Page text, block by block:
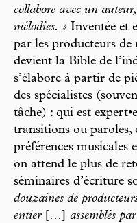
collabore avec un
mélodies. » Inventée et
par les producteurs de
devient la Bible de
s’élabore à partir de
des spécialistes
tâche) : qui est
transitions ou paroles,
préférences musicales
on attend le plus de
séminaires d’écriture
douzaines de
entier
[…] assemblés